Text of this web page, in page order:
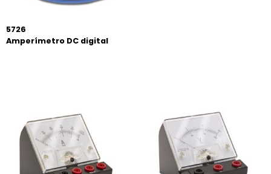
5726
Amperímetro DC digital